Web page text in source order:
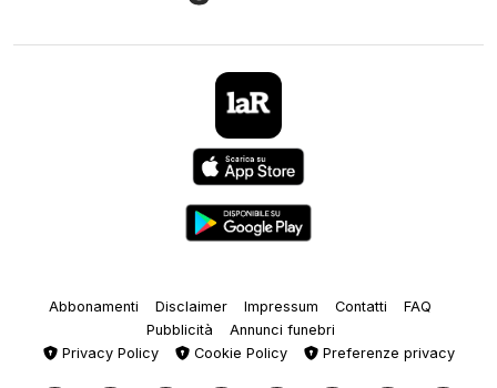
Abbonamenti Disclaimer Impressum Contatti
FAQ
Pubblicità
Annunci funebri
Privacy Policy
Cookie Policy Preferenze privacy